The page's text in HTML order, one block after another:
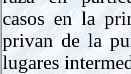
casos en la
privan de la
lugares